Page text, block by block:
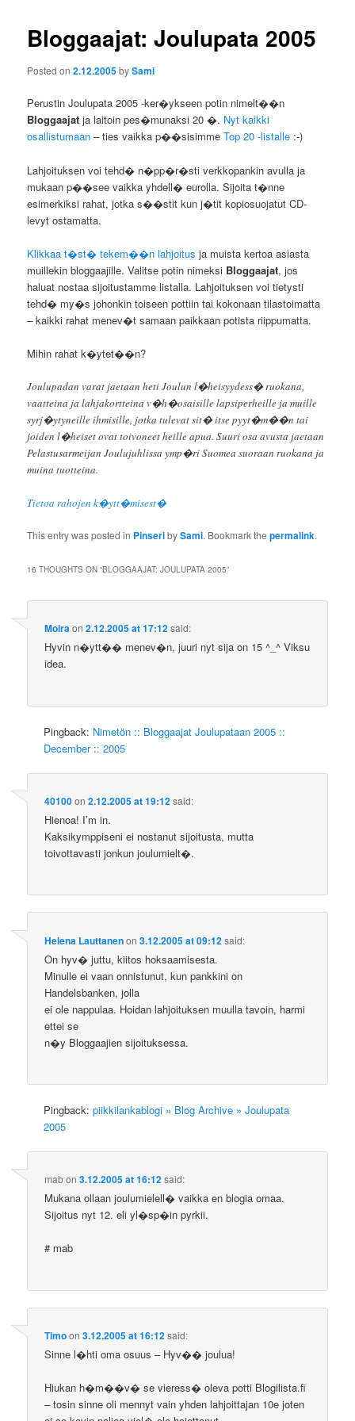
Bloggaajat: Joulupata 2005
Posted on2.12.2005bySami
Perustin Joulupata 2005 -ker�ykseen potin nimelt��n
Bloggaajat ja laitoin pes�munaksi 20 �. Nyt kaikki
osallistumaan – ties vaikka p��sisimmeTop 20 -listalle :-)
Lahjoituksen voi tehd� n�pp�r�sti verkkopankin avulla ja
mukaan p��see vaikka yhdell� eurolla. Sijoita t�nne
esimerkiksi rahat, jotka s��stit kun j�tit kopiosuojatut CD-
levyt ostamatta.
Klikkaa t�st� tekem��n lahjoitus ja muista kertoa asiasta
muillekin bloggaajille. Valitse potin nimeksi Bloggaajat, jos
haluat nostaa sijoitustamme listalla. Lahjoituksen voi tietysti
tehd� my�s johonkin toiseen pottiin tai kokonaan tilastoimatta
– kaikki rahat menev�t samaan paikkaan potista riippumatta.
Mihin rahat k�ytet��n?
Joulupadan varat jaetaan heti Joulun l�heisyydess� ruokana,
vaatteina ja lahjakortteina v�h�osaisille lapsiperheille ja muille
syrj�ytyneille ihmisille, jotka tulevat sit� itse pyyt�m��n tai
joiden l�heiset ovat toivoneet heille apua. Suuri osa avusta jaetaan
Pelastusarmeijan Joulujuhlissa ymp�ri Suomea suoraan ruokana ja
muina tuotteina.
Tietoa rahojen k�ytt�misest�
This entry was posted in PinseribySami. Bookmark thepermalink.
16 THOUGHTS ON “BLOGGAAJAT: JOULUPATA 2005”
Moiraon2.12.2005 at 17:12said:
Hyvin n�ytt�� menev�n, juuri nyt sija on 15 ^_^ Viksu
idea.
Pingback: Nimetön :: Bloggaajat Joulupataan 2005 ::
December :: 2005
40100on2.12.2005 at 19:12said:
Hienoa! I’m in.
Kaksikymppiseni ei nostanut sijoitusta, mutta
toivottavasti jonkun joulumielt�.
Helena Lauttanenon3.12.2005 at 09:12said:
On hyv� juttu, kiitos hoksaamisesta.
Minulle ei vaan onnistunut, kun pankkini on
Handelsbanken, jolla
ei ole nappulaa. Hoidan lahjoituksen muulla tavoin, harmi
ettei se
n�y Bloggaajien sijoituksessa.
Pingback:piikkilankablogi » Blog Archive » Joulupata
2005
mabon3.12.2005 at 16:12said:
Mukana ollaan joulumielell� vaikka en blogia omaa.
Sijoitus nyt 12. eli yl�sp�in pyrkii.
# mab
Timoon3.12.2005 at 16:12said:
Sinne l�hti oma osuus – Hyv�� joulua!
Hiukan h�m��v� se vieress� oleva potti Blogilista.fi
– tosin sinne oli mennyt vain yhden lahjoittajan 10e joten